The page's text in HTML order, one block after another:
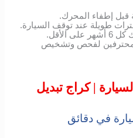
قبل إطفاء المحرك.
طويلة عند توقف السيارة.
الأقل.
محترفين لفحص وتشخيص
| كراج تبديل
في دقائق